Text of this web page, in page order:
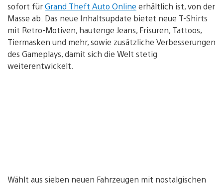
sofort fürGrand Theft Auto Online erhältlich ist, von der
Masse ab. Das neue Inhaltsupdate bietet neue T-Shirts
mit Retro-Motiven, hautenge Jeans, Frisuren, Tattoos,
Tiermasken und mehr, sowie zusätzliche Verbesserungen
des Gameplays, damit sich die Welt stetig
weiterentwickelt.
Wählt aus sieben neuen Fahrzeugen mit nostalgischen